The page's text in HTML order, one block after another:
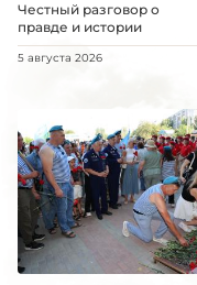
Честный разговор о
правде и истории
5 августа 2026